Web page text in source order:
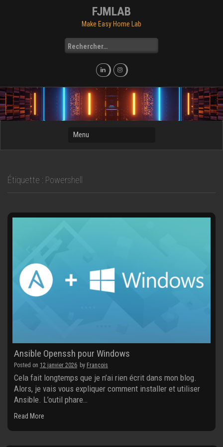
FJMLAB
Make Easy Home Lab
Rechercher :
Étiquette : Powershell
Ansible Openssh pour Windows
Posted on 12 janvier 2026 by François
Cela fait longtemps que je n’ai rien écrit dans mon blog.
Alors, je vais vous expliquer comment installer et utiliser
Ansible. L’outil phare…
Read More